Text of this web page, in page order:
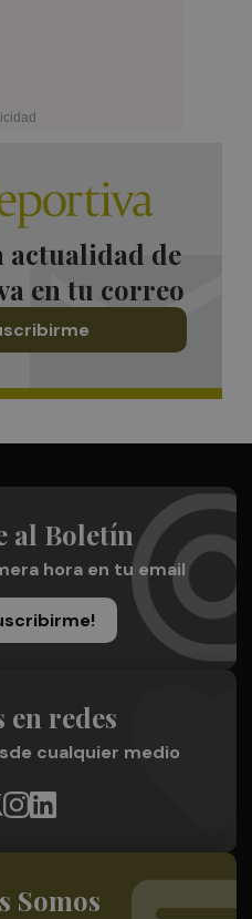
actualidad de
en tu correo
al Boletín
hora en tu email
en redes
cualquier medio
Somos